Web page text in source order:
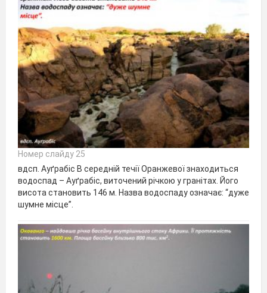
Номер слайду 25
вдсп. Ауґрабіс В середній течії Оранжевої знаходиться
водоспад – Ауґрабіс, виточений річкою у гранітах. Його
висота становить 146 м. Назва водоспаду означає: “дуже
шумне місце”.